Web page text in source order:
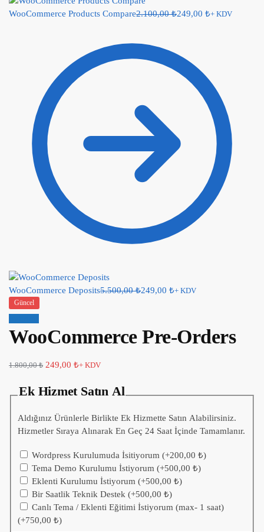
WooCommerce Products Compare2.100,00₺249,00 ₺+ KDV
WooCommerce Deposits5.500,00₺249,00 ₺+ KDV
Güncel
WooCommerce Pre-Orders
1.800,00₺ 249,00 ₺+ KDV
Ek Hizmet Satın Al
Aldığınız Ürünlerle Birlikte Ek Hizmette Satın Alabilirsiniz.
Hizmetler Sıraya Alınarak En Geç 24 Saat İçinde Tamamlanır.
Wordpress Kurulumuda İsitiyorum(+200,00₺)
Tema Demo Kurulumu İstiyorum(+500,00₺)
Eklenti Kurulumu İstiyorum(+500,00₺)
Bir Saatlik Teknik Destek(+500,00₺)
Canlı Tema / Eklenti Eğitimi İstiyorum (max- 1 saat)
(+750,00₺)